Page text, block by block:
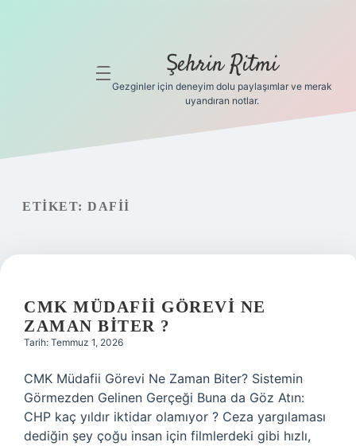
Gizlilik
Yasal Uyarı
Hakkımızda
menüyü
Şehrin Ritmi
Gezginler için deneyim dolu paylaşımlar ve merak
uyandıran notlar.
ETIKET: DAFII
CMK MÜDAFII GÖREVI NE
ZAMAN BITER ?
Tarih: Temmuz 1, 2026
CMK Müdafii Görevi Ne Zaman Biter? Sistemin
Görmezden Gelinen Gerçeği Buna da Göz Atın:
CHP kaç yıldır iktidar olamıyor ? Ceza yargılaması
dediğin şey çoğu insan için filmlerdeki gibi hızlı,